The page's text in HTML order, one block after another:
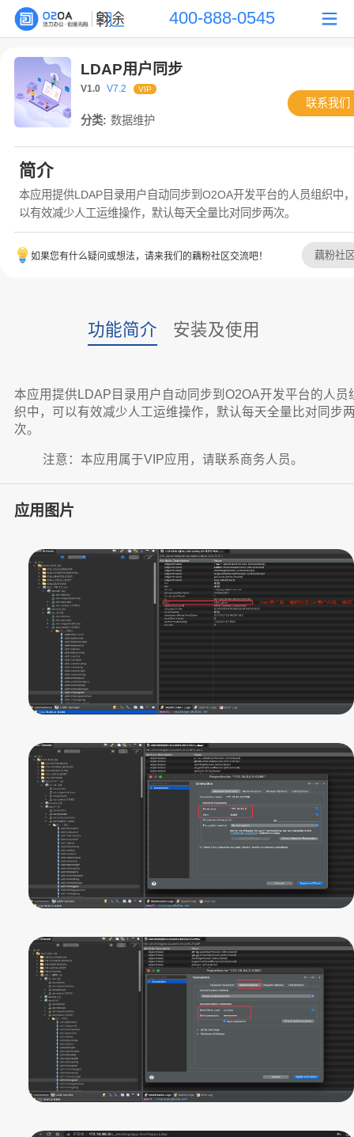
400-888-0545
LDAP用户同步
V1.0 V7.2 VIP
分类: 数据维护
联系我们
简介
本应用提供LDAP目录用户自动同步到O2OA开发平台的人员组织中
以有效减少人工运维操作，默认每天全量比对同步两次。
如果您有什么疑问或想法，请来我们的藕粉社区交流吧！ 藕粉社
功能简介 安装及使用
本应用提供LDAP目录用户自动同步到O2OA开发平台的人员
织中，可以有效减少人工运维操作，默认每天全量比对同步
次。
注意：本应用属于VIP应用，请联系商务人员。
应用图片